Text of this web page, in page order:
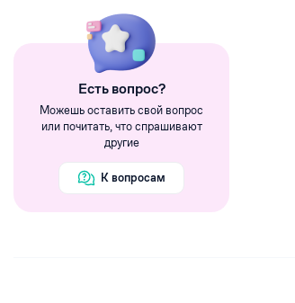
Eсть вопрос?
Можешь оставить свой вопрос
или почитать, что спрашивают
другие
К вопросам